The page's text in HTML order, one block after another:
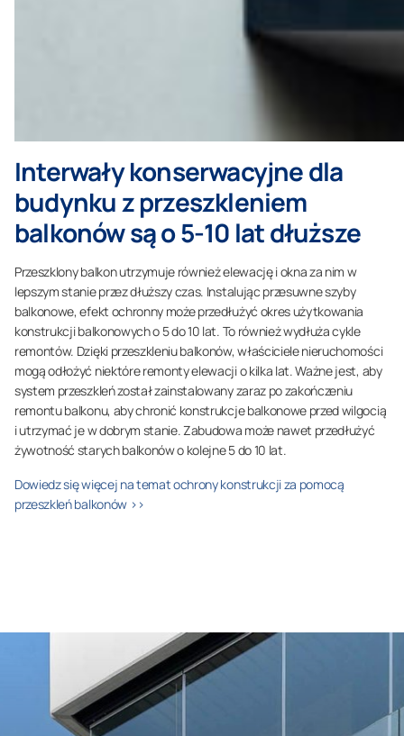
Interwały konserwacyjne dla
budynku z przeszkleniem
balkonów są o 5-10 lat dłuższe
Przeszklony balkon utrzymuje również elewację i okna za nim w
lepszym stanie przez dłuższy czas. Instalując przesuwne szyby
balkonowe, efekt ochronny może przedłużyć okres użytkowania
konstrukcji balkonowych o 5 do 10 lat. To również wydłuża cykle
remontów. Dzięki przeszkleniu balkonów, właściciele nieruchomości
mogą odłożyć niektóre remonty elewacji o kilka lat. Ważne jest, aby
system przeszkleń został zainstalowany zaraz po zakończeniu
remontu balkonu, aby chronić konstrukcje balkonowe przed wilgocią
i utrzymać je w dobrym stanie. Zabudowa może nawet przedłużyć
żywotność starych balkonów o kolejne 5 do 10 lat.
Dowiedz się więcej na temat ochrony konstrukcji za pomocą
przeszkleń balkonów >>